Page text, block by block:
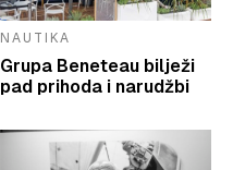
NAUTIKA
Grupa Beneteau bilježi
pad prihoda i narudžbi